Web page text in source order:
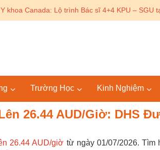
khoa Canada: Lộ trình Bác sĩ 4+4 KPU – SGU
Trường Học Kinh Nghiệm
26.44 AUD/Giờ: DHS
26.44 AUD/giờ từ ngày 01/07/2026.